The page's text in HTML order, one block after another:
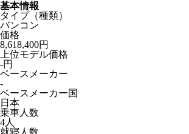
基本情報
タイプ（種類）
バンコン
価格
8,618,400円
上位モデル価格
-円
ベースメーカー
-
ベースメーカー国
日本
乗車人数
4人
就寝人数